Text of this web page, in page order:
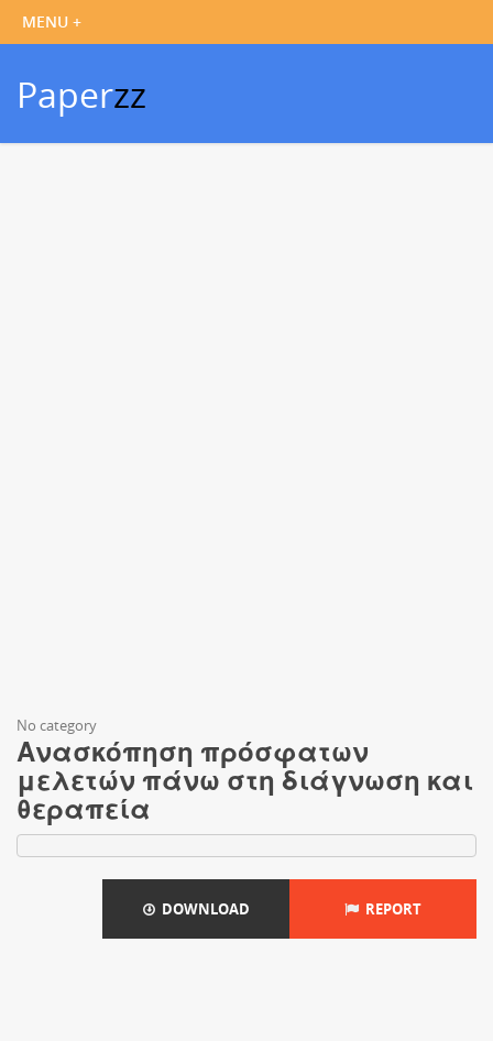
Paperzz
No category
Ανασκόπηση πρόσφατων
μελετών πάνω στη διάγνωση και
θεραπεία
DOWNLOAD REPORT